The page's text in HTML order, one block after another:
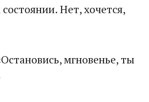
Нет, хочется,
мгновенье, ты